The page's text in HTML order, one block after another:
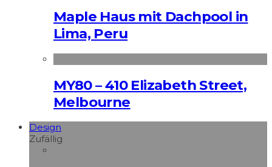
Maple Haus mit Dachpool in
Lima, Peru
MY80 – 410 Elizabeth Street,
Melbourne
Design
Zufällig